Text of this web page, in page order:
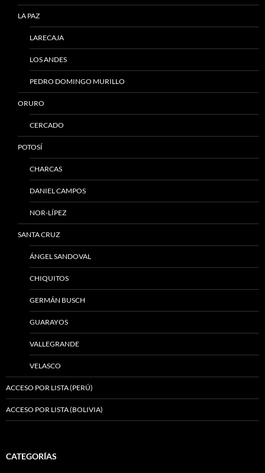
LA PAZ
LARECAJA
LOS ANDES
PEDRO DOMINGO MURILLO
ORURO
CERCADO
POTOSÍ
CHARCAS
DANIEL CAMPOS
NOR-LÍPEZ
SANTA CRUZ
ÁNGEL SANDOVAL
CHIQUITOS
GERMÁN BUSCH
GUARAYOS
VALLEGRANDE
VELASCO
ACCESO POR LISTA (PERÚ)
ACCESO POR LISTA (BOLIVIA)
CATEGORÍAS